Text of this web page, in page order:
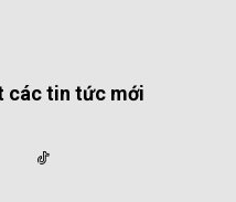
các tin tức mới